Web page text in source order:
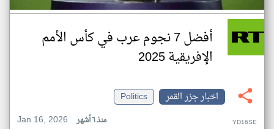
أفضل 7 نجوم عرب في كأس الأمم
الإفريقية 2025
اخبار جزر القمر
Politics
Jan 16, 2026
منذ ٦ أشهر YD16SE